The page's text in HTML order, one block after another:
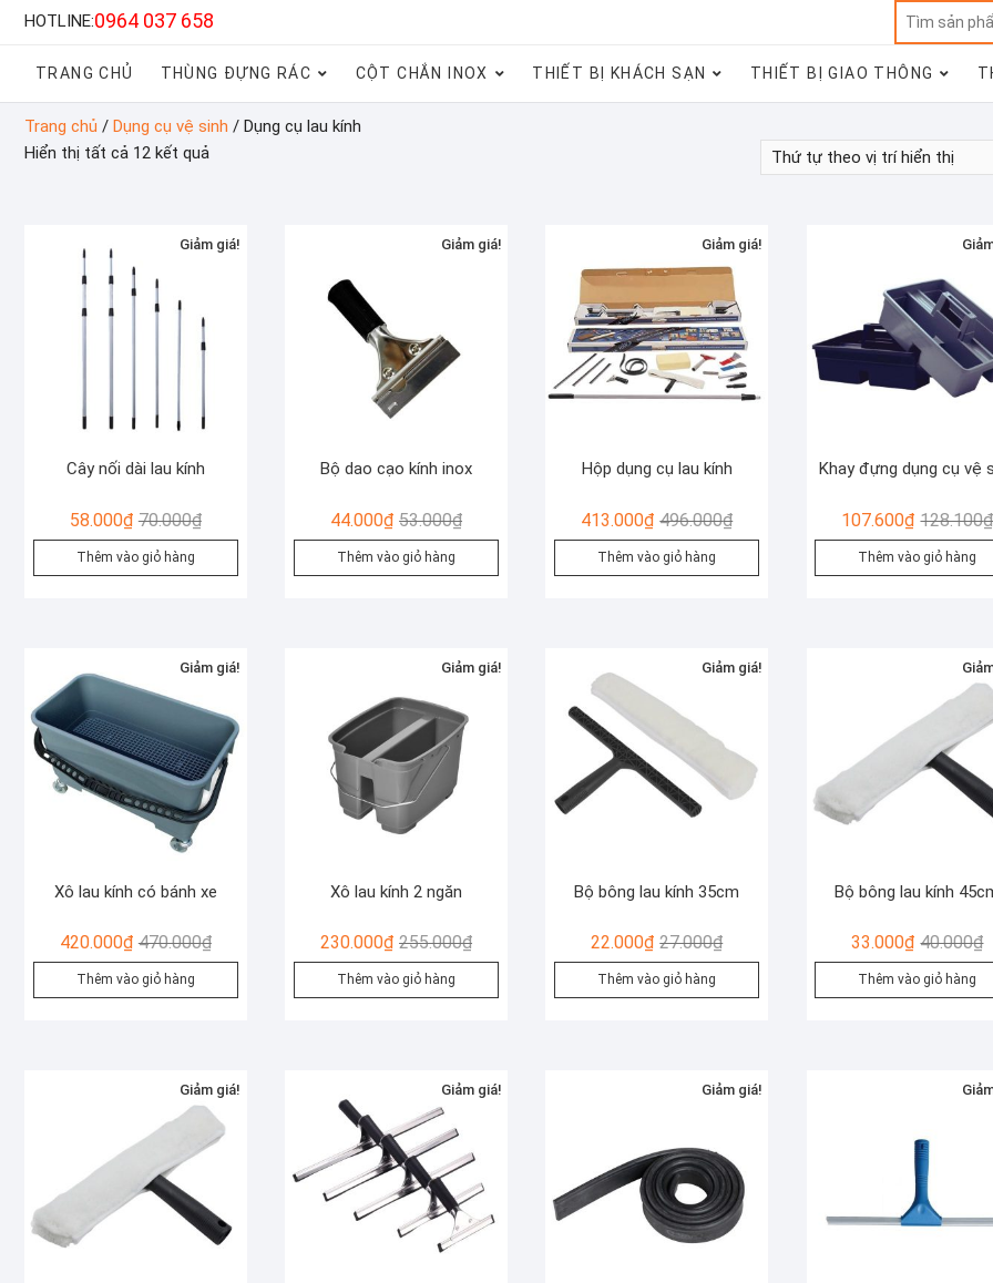
HOTLINE:0964 037 658
TRANG CHỦ THÙNG ĐỰNG RÁC CỘT CHẮN INOX THIẾT BỊ KHÁCH SẠN THIẾT BỊ GIAO THÔNG
Trang chủ / Dụng cụ vệ sinh / Dụng cụ lau kính
Hiển thị tất cả 12 kết quả
Giảm giá!
Cây nối dài lau kính
70.000₫Giá
gốc
là:
58.000₫
Giá
hiện
tại
Thêm vào giỏ hàng
Giảm giá!
Bộ dao cạo kính inox
53.000₫Giá
gốc
là:
44.000₫
Giá
hiện
tại
Thêm vào giỏ hàng
Giảm giá!
Hộp dụng cụ lau kính
496.000₫Giá
gốc
là:
413.000₫
Giá
hiện
tại
Thêm vào giỏ hàng
Khay đựng dụng cụ vệ
128.100₫
107.600₫
Thêm vào giỏ hàng
Giảm giá!
Xô lau kính có bánh xe
470.000₫Giá
gốc
là:
420.000₫
Giá
hiện
tại
Thêm vào giỏ hàng
Giảm giá!
Xô lau kính 2 ngăn
255.000₫Giá
gốc
là:
230.000₫
Giá
hiện
tại
Thêm vào giỏ hàng
Giảm giá!
Bộ bông lau kính 35cm
27.000₫Giá
gốc
là:
22.000₫
Giá
hiện
tại
Thêm vào giỏ hàng
Bộ bông lau kính
40.000₫
33.000₫
Thêm vào giỏ hàng
Giảm giá! Giảm giá! Giảm giá!